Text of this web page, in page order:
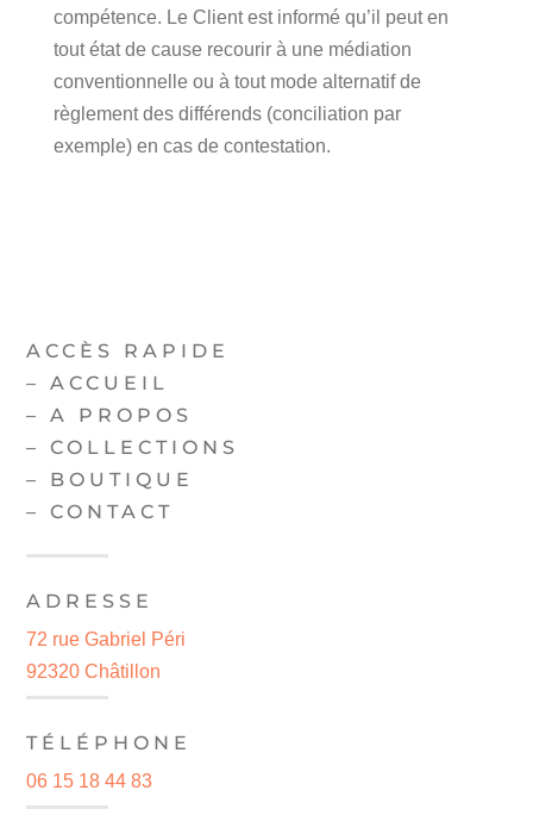
compétence. Le Client est informé qu’il peut en
tout état de cause recourir à une médiation
conventionnelle ou à tout mode alternatif de
règlement des différends (conciliation par
exemple) en cas de contestation.
ACCÈS RAPIDE
–ACCUEIL
–A PROPOS
–COLLECTIONS
– BOUTIQUE
–CONTACT
ADRESSE
72 rue Gabriel Péri
92320 Châtillon
TÉLÉPHONE
06 15 18 44 83